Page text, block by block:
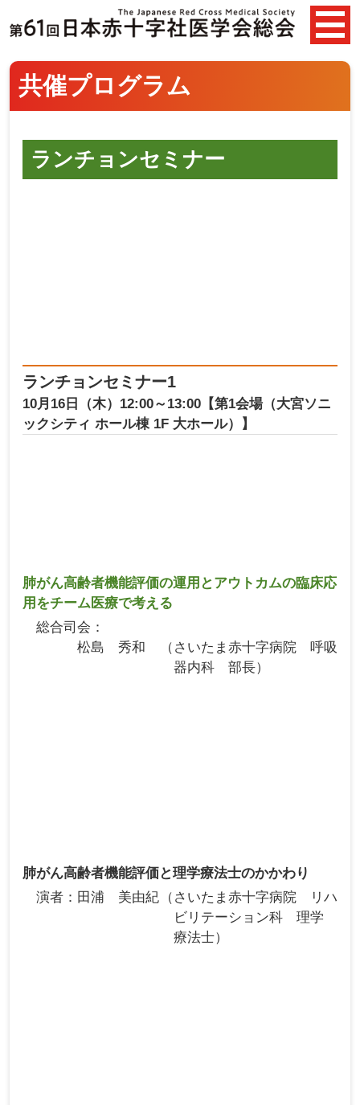
共催プログラム
ランチョンセミナー
ランチョンセミナー1
10月16日（木）12:00～13:00【第1会場（大宮ソニ
ックシティ ホール棟 1F 大ホール）】
肺がん高齢者機能評価の運用とアウトカムの臨床応
用をチーム医療で考える
総合司会
松島 秀和
さいたま赤十字病院 呼吸
器内科 部長
肺がん高齢者機能評価と理学療法士のかかわり
演者
田浦 美由紀
さいたま赤十字病院 リハ
ビリテーション科 理学
療法士